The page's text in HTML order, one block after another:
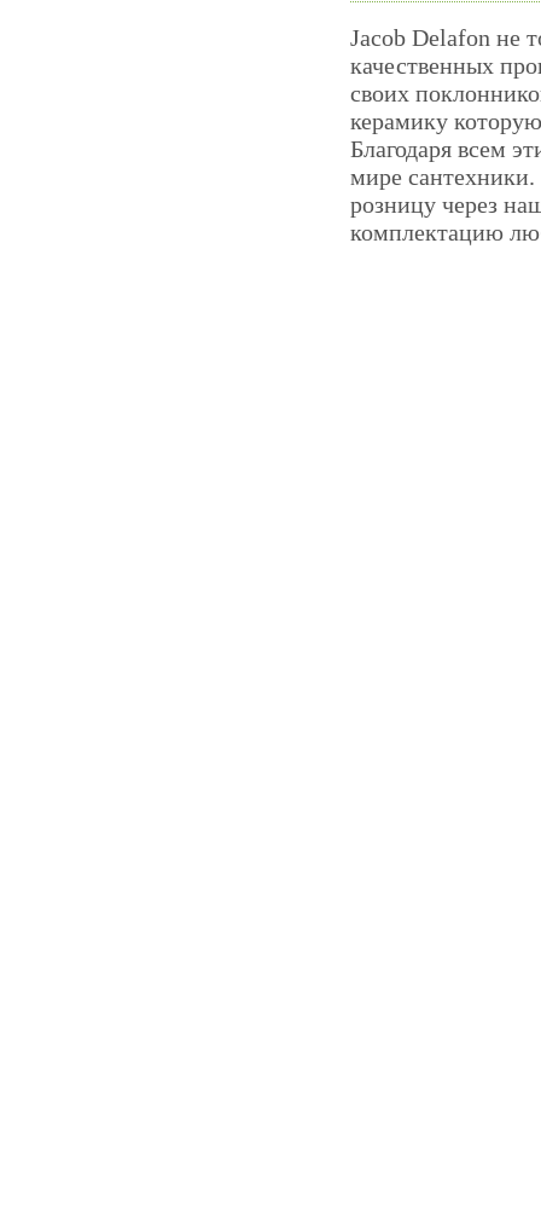
Jacob Delafon не
качественных
своих
керамику
Благодаря всем
мире
розницу через
комплектацию